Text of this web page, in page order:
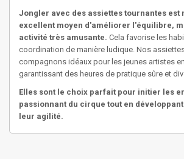
Jongler avec des assiettes tournantes est
excellent moyen d'améliorer l'équilibre,
activité très amusante. Cela favorise les
coordination de manière ludique. Nos
compagnons idéaux pour les jeunes artistes
garantissant des heures de pratique sûre et
Elles sont le choix parfait pour initier les
passionnant du cirque tout en
leur agilité.